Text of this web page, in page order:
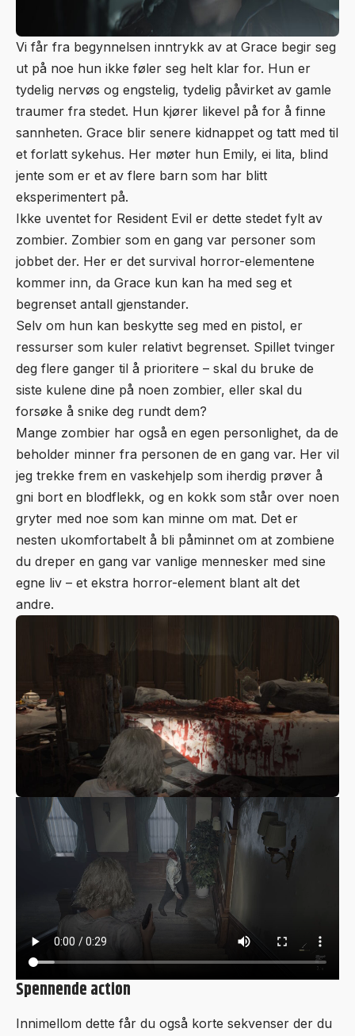
Vi får fra begynnelsen inntrykk av at Grace begir seg
ut på noe hun ikke føler seg helt klar for. Hun er
tydelig nervøs og engstelig, tydelig påvirket av gamle
traumer fra stedet. Hun kjører likevel på for å finne
sannheten. Grace blir senere kidnappet og tatt med til
et forlatt sykehus. Her møter hun Emily, ei lita, blind
jente som er et av flere barn som har blitt
eksperimentert på.
Ikke uventet for Resident Evil er dette stedet fylt av
zombier. Zombier som en gang var personer som
jobbet der. Her er det survival horror-elementene
kommer inn, da Grace kun kan ha med seg et
begrenset antall gjenstander.
Selv om hun kan beskytte seg med en pistol, er
ressurser som kuler relativt begrenset. Spillet tvinger
deg flere ganger til å prioritere – skal du bruke de
siste kulene dine på noen zombier, eller skal du
forsøke å snike deg rundt dem?
Mange zombier har også en egen personlighet, da de
beholder minner fra personen de en gang var. Her vil
jeg trekke frem en vaskehjelp som iherdig prøver å
gni bort en blodflekk, og en kokk som står over noen
gryter med noe som kan minne om mat. Det er
nesten ukomfortabelt å bli påminnet om at zombiene
du dreper en gang var vanlige mennesker med sine
egne liv – et ekstra horror-element blant alt det
andre.
Spennende action
Innimellom dette får du også korte sekvenser der du